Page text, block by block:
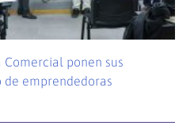
ponen sus
emprendedoras